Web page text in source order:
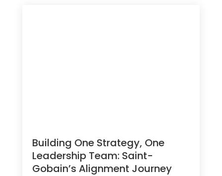
Building One Strategy, One
Leadership Team: Saint-
Gobain’s Alignment Journey